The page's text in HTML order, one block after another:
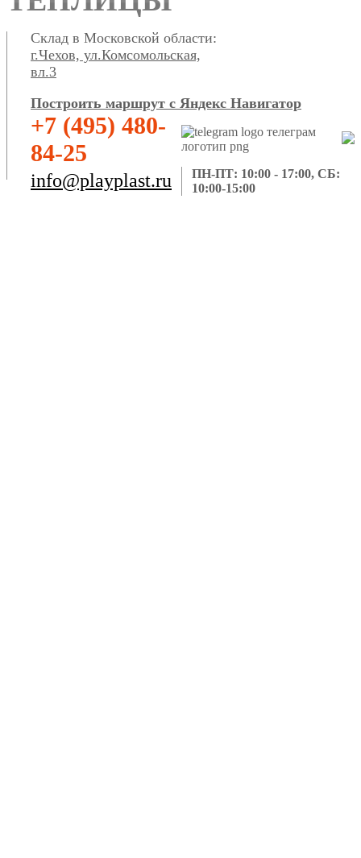
Склад в Московской области:
г.Чехов, ул.Комсомольская,
вл.3
Построить маршрут с Яндекс Навигатор
+7 (495) 480-
84-25
info@playplast.ru
ПН-ПТ: 10:00 - 17:00, СБ:
10:00-15:00